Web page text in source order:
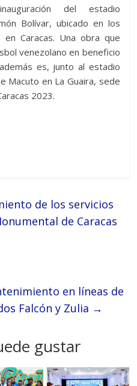
del estadio
Bolívar, ubicado en los
en Caracas. Una obra que
venezolano en beneficio
es, junto al estadio
Macuto en La Guaira, sede
2023.
de los servicios
de Caracas
en líneas de
Falcón y Zulia →
gustar